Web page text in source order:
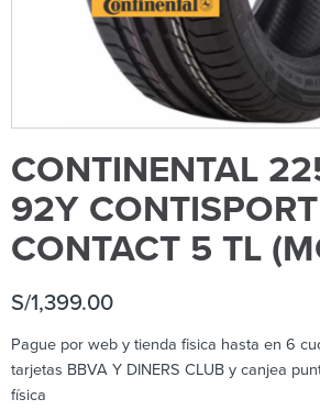
CONTINENTAL
92Y CONTISPORT
CONTACT 5 TL
S/1,399.00
Pague por web y tienda fisica hasta en 6
tarjetas BBVA Y DINERS CLUB y canjea
física